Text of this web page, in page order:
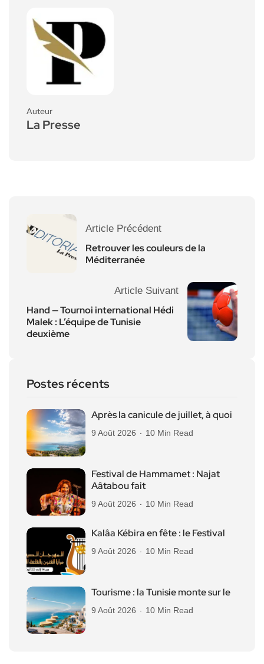
Auteur
La Presse
Article Précédent
Retrouver les couleurs de la
Méditerranée
Article Suivant
Hand — Tournoi international Hédi
Malek : L’équipe de Tunisie
deuxième
Postes récents
Après la canicule de juillet, à quoi
9 Août 2026 10 Min Read
Festival de Hammamet : Najat
Aâtabou fait
9 Août 2026 10 Min Read
Kalâa Kébira en fête : le Festival
9 Août 2026 10 Min Read
Tourisme : la Tunisie monte sur le
9 Août 2026 10 Min Read